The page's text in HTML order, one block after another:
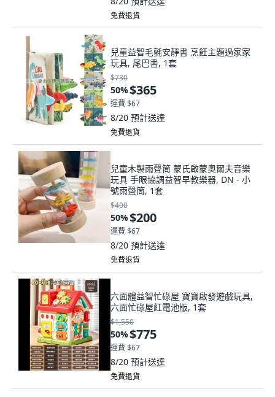
免費退貨
兒童益智毛氈安靜書 烹飪主題過家家
玩具, 尾巴書, 1套
$730
50%$365
運費 $67
8/20 預計送達
免費退貨
兒童木製雨聲筒 蒙氏啟蒙奧爾夫音樂
玩具 手眼協調益智早教樂器, DN - 小
號雨聲筒, 1套
$400
50%$200
運費 $67
8/20 預計送達
免費退貨
六面體益智忙碌屋 寶寶啟發遊戲玩具,
六面忙碌屋紅電池版, 1套
$1,550
50%$775
運費 $67
8/20 預計送達
免費退貨